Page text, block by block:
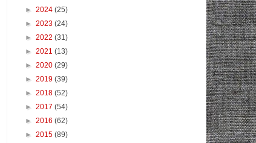
► 2024 (25)
► 2023 (24)
► 2022 (31)
► 2021 (13)
► 2020 (29)
► 2019 (39)
► 2018 (52)
► 2017 (54)
► 2016 (62)
► 2015 (89)